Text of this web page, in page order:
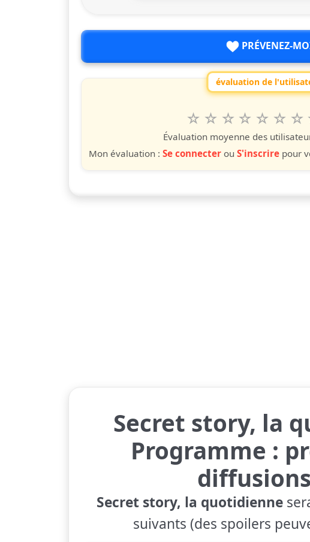
PRÉVENEZ-
évaluation de
Valuta questo 8
7
étoiles
6
étoiles
5
étoiles
4
étoiles
3
étoiles
2
étoiles
étoile
Évaluation moyenne des
Mon évaluation : Se connecterou S'inscrirepour
Secret story, la
Programme :
Secret story, la quotidienne
suivants (des spoilers